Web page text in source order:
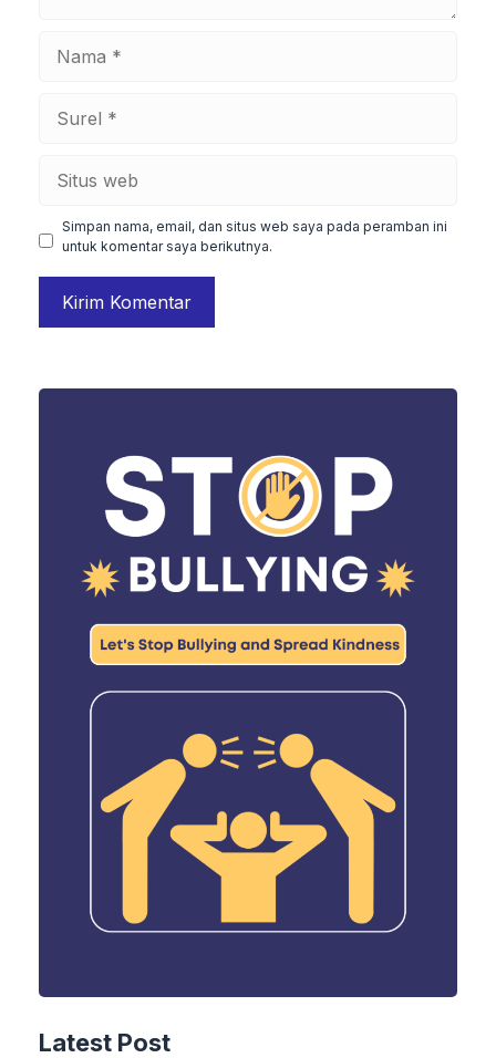
Simpan nama, email, dan situs web saya pada peramban ini
untuk komentar saya berikutnya.
Latest Post